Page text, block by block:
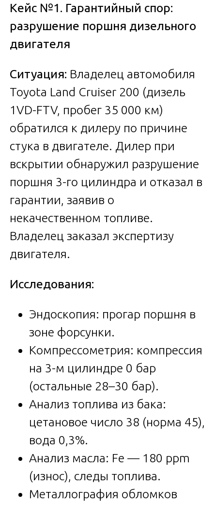
Кейс №1. Гарантийный спор:
разрушение поршня дизельного
двигателя
Ситуация: Владелец автомобиля
Toyota Land Cruiser 200 (дизель
1VD-FTV, пробег 35 000 км)
обратился к дилеру по причине
стука в двигателе. Дилер при
вскрытии обнаружил разрушение
поршня 3-го цилиндра и отказал в
гарантии, заявив о
некачественном топливе.
Владелец заказал экспертизу
двигателя.
Исследования:
Эндоскопия: прогар поршня в
зоне форсунки.
Компрессометрия: компрессия
на 3-м цилиндре 0 бар
(остальные 28–30 бар).
Анализ топлива из бака:
цетановое число 38 (норма 45),
вода 0,3%.
Анализ масла: Fe — 180 ppm
(износ), следы топлива.
Металлография обломков